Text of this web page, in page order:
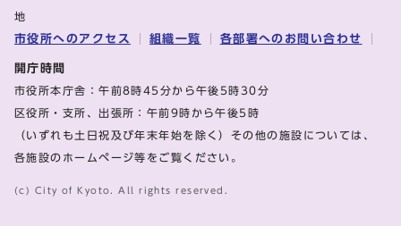
地
市役所へのアクセス 組織一覧 各部署へのお問い合わせ
開庁時間
市役所本庁舎：午前8時45分から午後5時30分
区役所・支所、出張所：午前9時から午後5時
（いずれも土日祝及び年末年始を除く）その他の施設については、
各施設のホームページ等をご覧ください。
(c) City of Kyoto. All rights reserved.